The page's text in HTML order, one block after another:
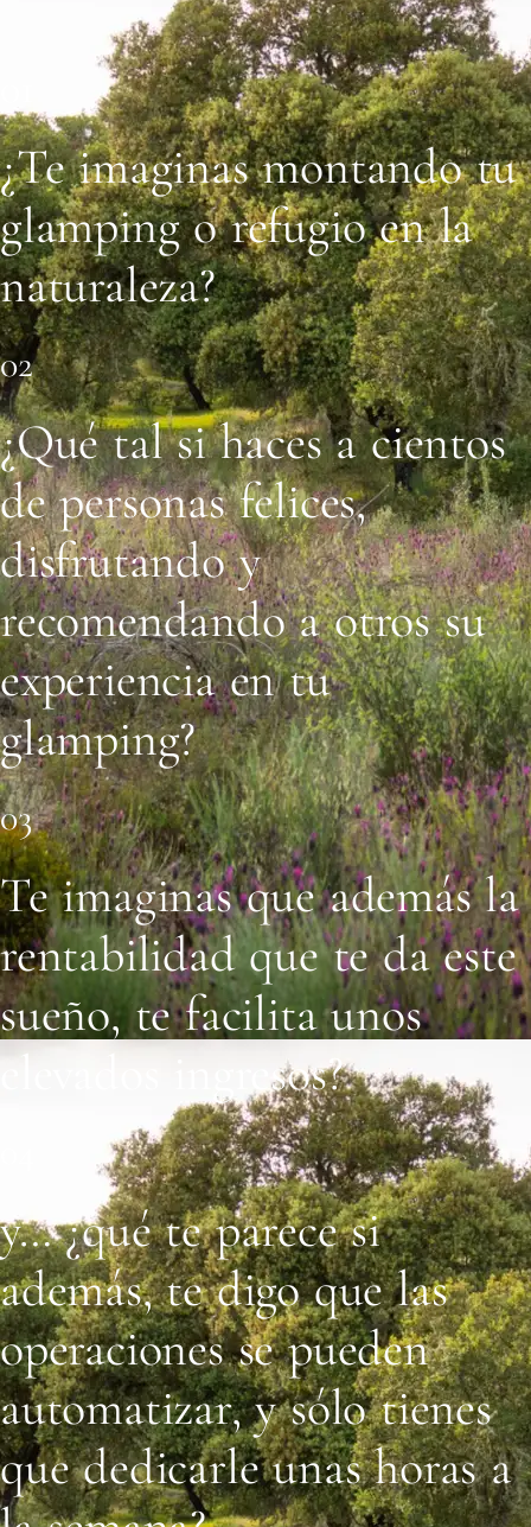
¿Te imaginas montando tu
glamping o refugio en la
naturaleza?
02
¿Qué tal si haces a cientos
de personas felices,
disfrutando y
recomendando a otros su
experiencia en tu
glamping?
03
Te imaginas que además la
rentabilidad que te da este
sueño, te facilita unos
elevados ingresos?
y… ¿qué te parece si
además, te digo que las
operaciones se pueden
automatizar, y sólo tienes
que dedicarle unas horas a